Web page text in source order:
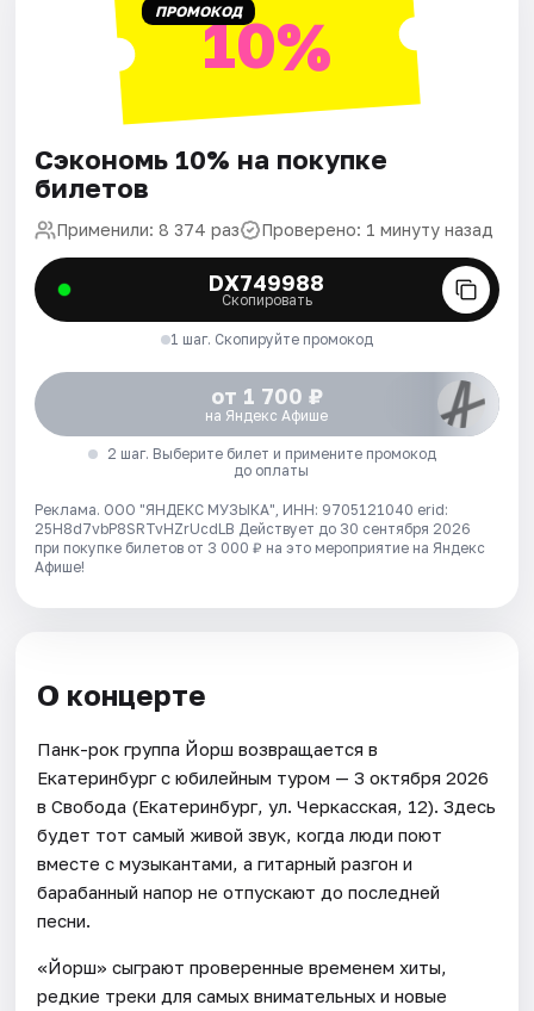
ПРОМОКОД10%
Сэкономь 10% на покупке
билетов
Применили: 8 374 раз Проверено: 1 минуту назад
DX749988
Скопировать
1 шаг. Скопируйте промокод
от 1 700 ₽
на Яндекс Афише
2 шаг. Выберите билет и примените промокод
до оплаты
Реклама. ООО "ЯНДЕКС МУЗЫКА", ИНН: 9705121040 erid:
25H8d7vbP8SRTvHZrUcdLB Действует до 30 сентября 2026
при покупке билетов от 3 000 ₽ на это мероприятие на Яндекс
Афише!
О концерте
Панк-рок группа Йорш возвращается в
Екатеринбург с юбилейным туром — 3 октября 2026
в Свобода (Екатеринбург, ул. Черкасская, 12). Здесь
будет тот самый живой звук, когда люди поют
вместе с музыкантами, а гитарный разгон и
барабанный напор не отпускают до последней
песни.
«Йорш» сыграют проверенные временем хиты,
редкие треки для самых внимательных и новые